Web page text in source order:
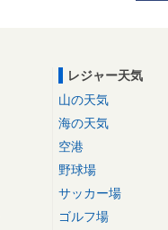
レジャー天気
山の天気
海の天気
空港
野球場
サッカー場
ゴルフ場